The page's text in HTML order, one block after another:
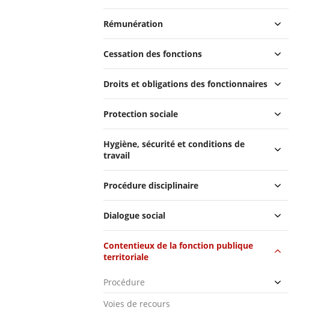
Rémunération
Cessation des fonctions
Droits et obligations des fonctionnaires
Protection sociale
Hygiène, sécurité et conditions de
travail
Procédure disciplinaire
Dialogue social
Contentieux de la fonction publique
territoriale
Procédure
Voies de recours